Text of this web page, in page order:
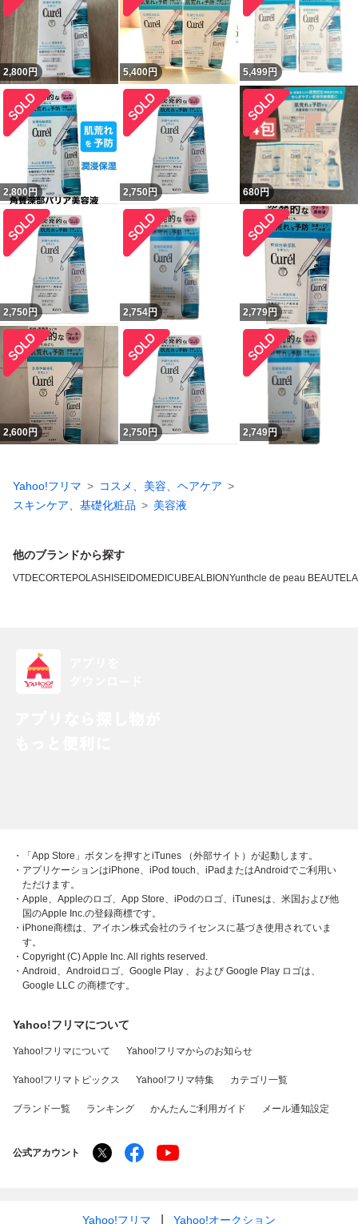
2,800円 5,400円 5,499円
2,800円 2,750 円 680円
2,750 円 2,754円 2,779円
2,600円 2,750 円 2,749円
Yahoo!フリマ
コスメ、美容、ヘアケア
スキンケア、基礎化粧品
美容液
他のブランドから探す
VTDECORTEPOLASHISEIDOMEDICUBEALBIONYunthcle de peau BEAUTE
・「App Store」ボタンを押すとiTunes （外部サイト）が起動します。
・アプリケーションはiPhone、iPod touch、iPadまたはAndroidでご利用い
ただけます。
・Apple、Appleのロゴ、App Store、iPodのロゴ、iTunesは、米国および他
国のApple Inc.の登録商標です。
・iPhone商標は、アイホン株式会社のライセンスに基づき使用されていま
す。
・Copyright (C) Apple Inc. All rights reserved.
・Android、Androidロゴ、Google Play 、および Google Play ロゴは、
Google LLC の商標です。
Yahoo!フリマについて
Yahoo!フリマについて Yahoo!フリマからのお知らせ
Yahoo!フリマトピックス Yahoo!フリマ特集 カテゴリ一覧
ブランド一覧 ランキング かんたんご利用ガイド メール通知設定
公式アカウント
Yahoo!フリマ Yahoo!オークション